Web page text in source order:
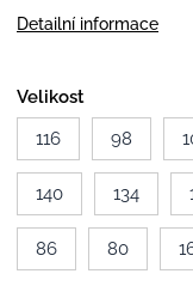
Detailní informace
Velikost
116
98
140 134
86 80